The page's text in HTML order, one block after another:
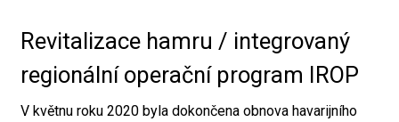
Revitalizace hamru / integrovaný
regionální operační program IROP
V květnu roku 2020 byla dokončena obnova havarijního